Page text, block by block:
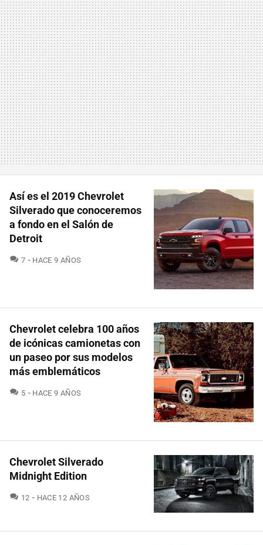
Así es el 2019 Chevrolet
Silverado que conoceremos
a fondo en el Salón de
Detroit
7 COMENTARIOS
HACE 9 AÑOS
Chevrolet celebra 100 años
de icónicas camionetas con
un paseo por sus modelos
más emblemáticos
5 COMENTARIOS
HACE 9 AÑOS
Chevrolet Silverado
Midnight Edition
12 COMENTARIOS
HACE 12 AÑOS